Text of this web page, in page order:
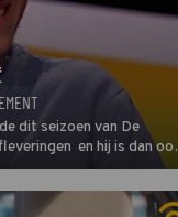
dit seizoen van De
en hij is dan ook
En er is
Soundos El Ahmadi